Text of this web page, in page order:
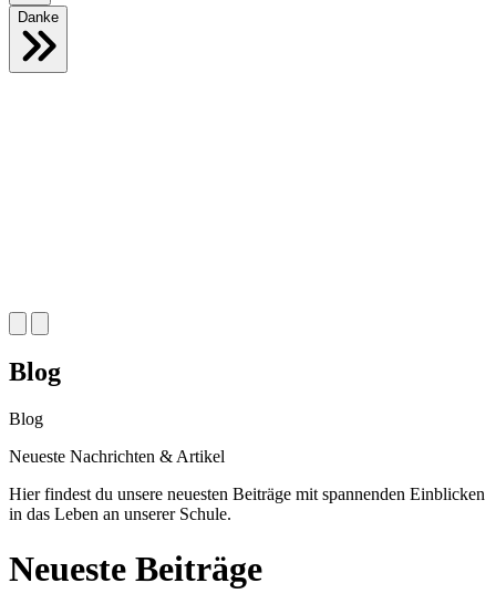
Danke
Blog
Blog
Neueste Nachrichten & Artikel
Hier findest du unsere neuesten Beiträge mit spannenden Einblicken
in das Leben an unserer Schule.
Neueste Beiträge